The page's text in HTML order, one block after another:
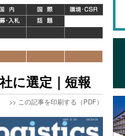
に選定｜短報
>> この記事を印刷する（PDF）